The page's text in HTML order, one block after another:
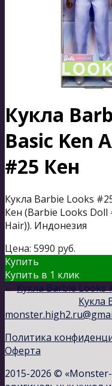
Кукла
Basic Ken
#25 Кен
Кукла Barbie Looks
Кен (Barbie Looks Doll
Hair)). Индонезия
Цена: 5990 руб.
Купить
Купить в 1 клик
←Кукла Barbie Looks
Кукла
Политика
Оферта
2015-2026 ©